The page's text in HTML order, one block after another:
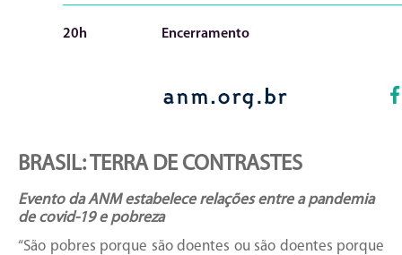
20h Encerramento
BRASIL: TERRA DE CONTRASTES
Evento da ANM estabelece relações entre a pandemia
de covid-19 e pobreza
“São pobres porque são doentes ou são doentes porque